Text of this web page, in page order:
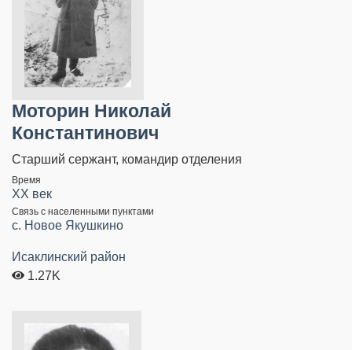
Моторин Николай
Константинович
Старший сержант, командир отделения
Время
XX век
Связь с населенными пунктами
с. Новое Якушкино
Исаклинский район
1.27K